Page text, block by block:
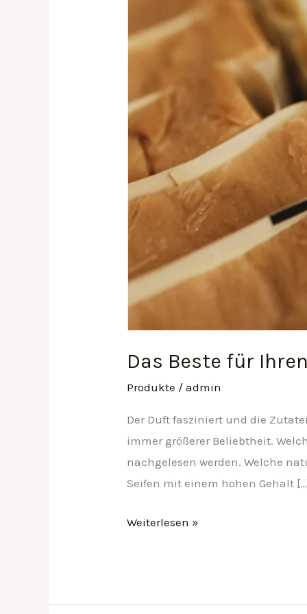
Das Beste für
Produkte /admin
Der Duft fasziniert und die
immer größerer Beliebtheit.
nachgelesen werden. Welche
Seifen mit einem hohen Gehalt
Beste
für
Körper
sind
Naturseifen
Weiterlesen »